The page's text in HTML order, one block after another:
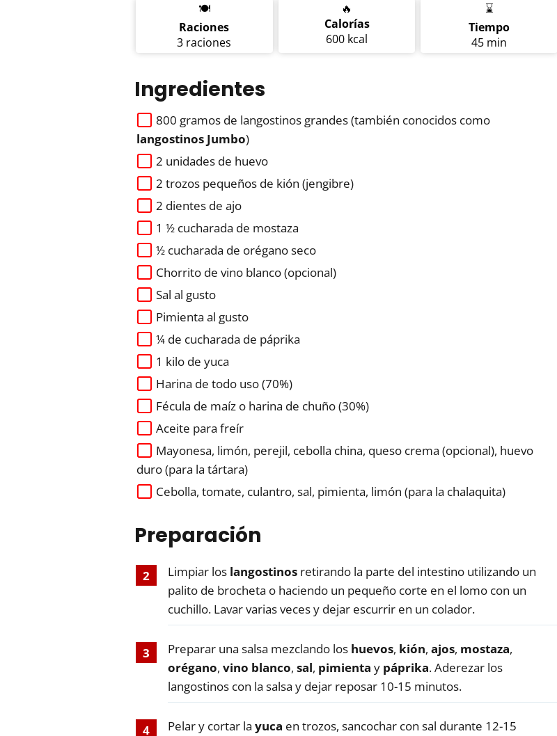
🍽️
Raciones
3 raciones
🔥
Calorías
600 kcal
⌛
Tiempo
45 min
Ingredientes
800 gramos de langostinos grandes (también conocidos como
langostinos Jumbo)
2 unidades de huevo
2 trozos pequeños de kión (jengibre)
2 dientes de ajo
1 ½ cucharada de mostaza
½ cucharada de orégano seco
Chorrito de vino blanco (opcional)
Sal al gusto
Pimienta al gusto
¼ de cucharada de páprika
1 kilo de yuca
Harina de todo uso (70%)
Fécula de maíz o harina de chuño (30%)
Aceite para freír
Mayonesa, limón, perejil, cebolla china, queso crema (opcional), huevo
duro (para la tártara)
Cebolla, tomate, culantro, sal, pimienta, limón (para la chalaquita)
Preparación
Limpiar los langostinosretirando la parte del intestino utilizando un
palito de brocheta o haciendo un pequeño corte en el lomo con un
cuchillo. Lavar varias veces y dejar escurrir en un colador.
Preparar una salsa mezclando los huevos, kión, ajos, mostaza,
orégano, vino blanco, sal, pimienta y páprika. Aderezar los
langostinos con la salsa y dejar reposar 10-15 minutos.
Pelar y cortar la yuca en trozos, sancochar con sal durante 12-15